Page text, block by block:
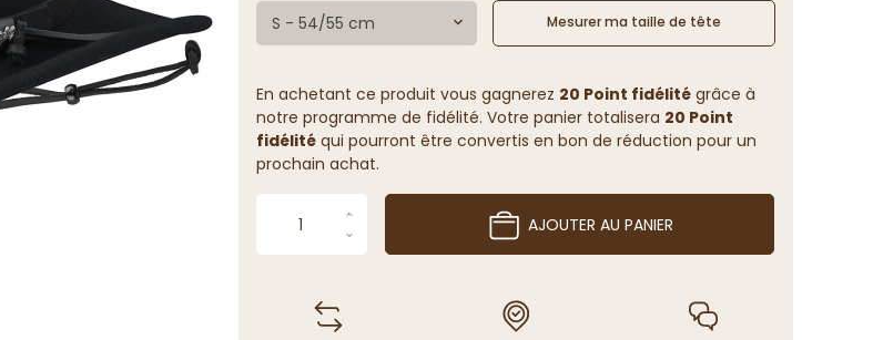
S - 54/55 cm Mesurer ma taille de tête
En achetant ce produit vous gagnerez 20 Point fidélitégrâce à
notre programme de fidélité. Votre panier totalisera 20 Point
fidélitéqui pourront être convertis en bon de réduction pour un
prochain achat.
AJOUTER AU PANIER